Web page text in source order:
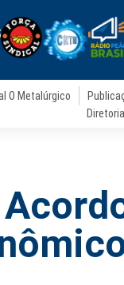
O Metalúrgico
Diretoria